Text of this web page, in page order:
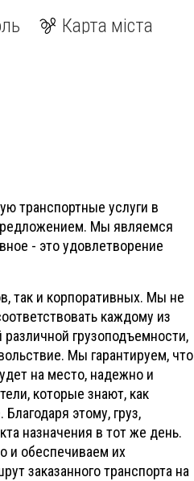
Карта міста
транспортные услуги в
Мы являемся
- это удовлетворение
так и корпоративных. Мы не
каждому из
грузоподъемности,
Мы гарантируем, что
на место, надежно и
которые знают, как
этому, груз,
назначения в тот же день.
и обеспечиваем их
заказанного транспорта на